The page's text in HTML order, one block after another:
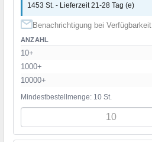
1453 St. - Lieferzeit 21-28 Tag (e)
Benachrichtigung bei Verfügbarkeit
ANZAHL
10+
1000+
10000+
Mindestbestellmenge: 10 St.